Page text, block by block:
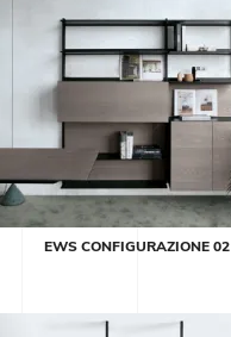
EWS CONFIGURAZIONE 02